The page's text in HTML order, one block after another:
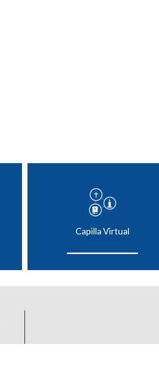
Capilla Virtual